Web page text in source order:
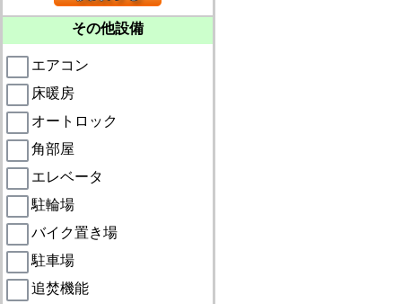
その他設備
エアコン
床暖房
オートロック
角部屋
エレベータ
駐輪場
バイク置き場
駐車場
追焚機能